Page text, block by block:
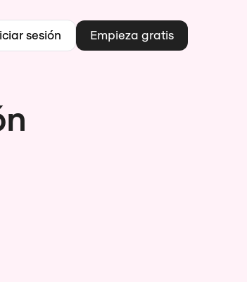
sesión Empieza gratis